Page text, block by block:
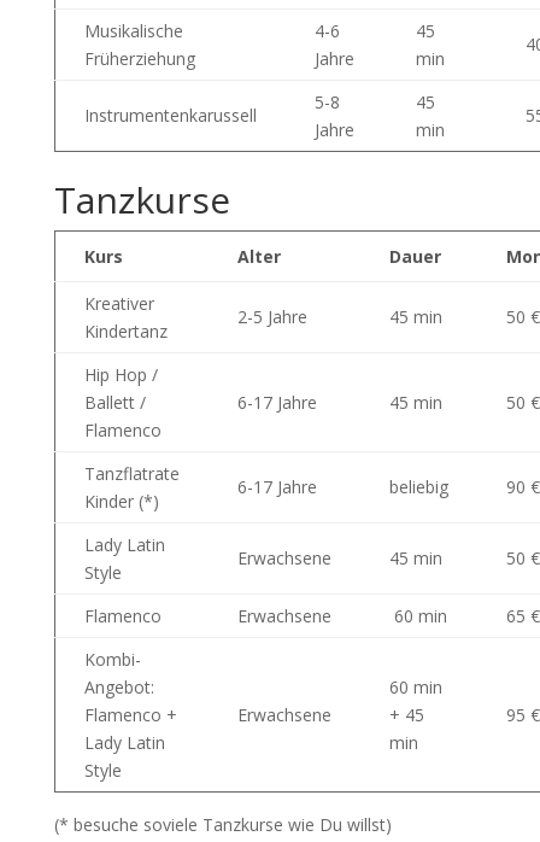
Musikalische
Früherziehung
4-6
Jahre
45
min
Instrumentenkarussell
5-8
Jahre
45
min
Tanzkurse
Kurs Alter Dauer
Kreativer
Kindertanz
2-5 Jahre 45 min 50 €
Hip Hop /
Ballett /
Flamenco
6-17 Jahre 45 min 50 €
Tanzflatrate
Kinder (*)
6-17 Jahre beliebig 90 €
Lady Latin
Style
Erwachsene 45 min 50 €
Flamenco Erwachsene 60 min
65 €
Kombi-
Angebot:
Flamenco +
Lady Latin
Style
Erwachsene
60 min
+ 45
min
95 €
(* besuche soviele Tanzkurse wie Du willst)